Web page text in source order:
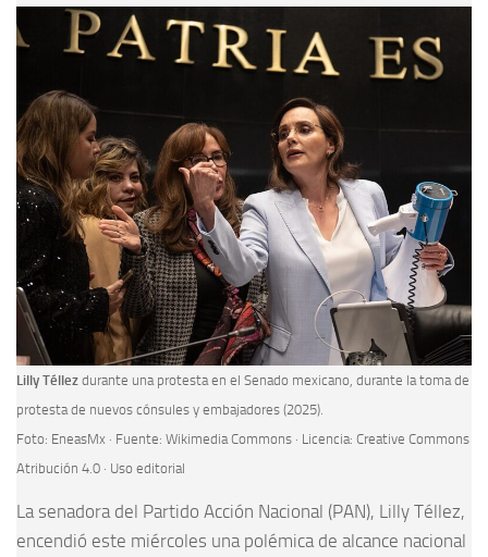
Lilly Téllez durante una protesta en el Senado mexicano, durante la toma de
protesta de nuevos cónsules y embajadores (2025).
Foto: EneasMx · Fuente: Wikimedia Commons · Licencia: Creative Commons
Atribución 4.0 · Uso editorial
La senadora del Partido Acción Nacional (PAN), Lilly Téllez,
encendió este miércoles una polémica de alcance nacional